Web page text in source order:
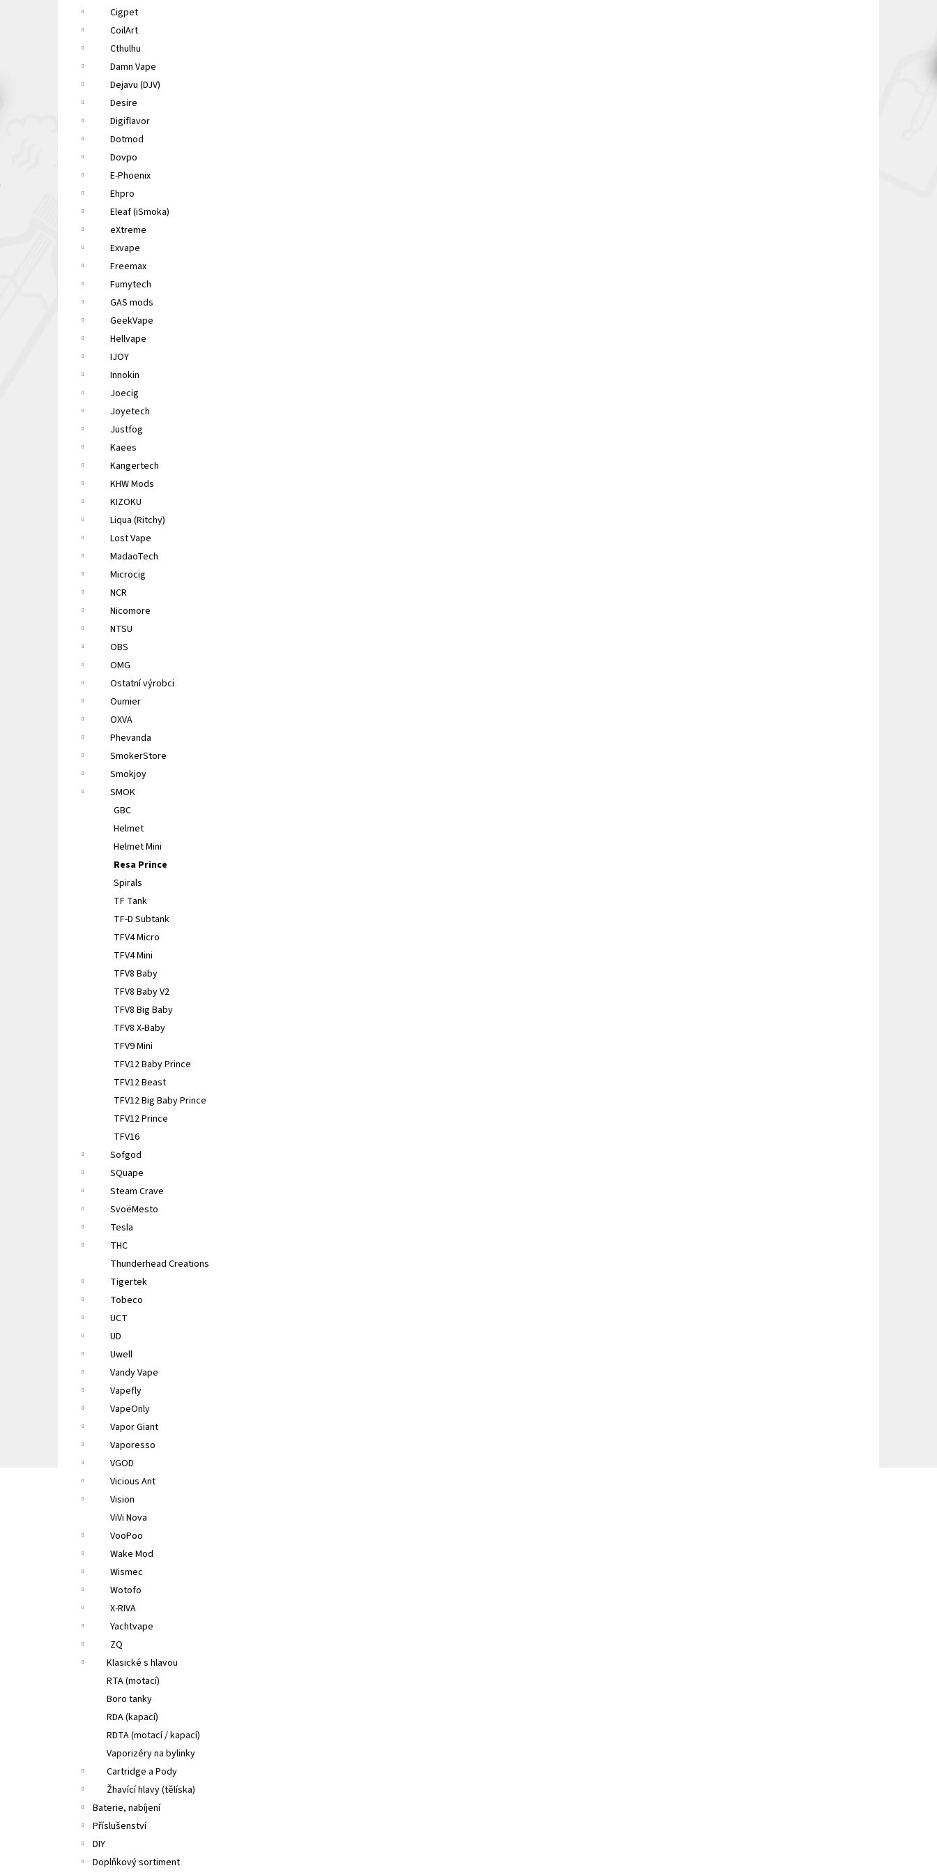
Cigpet
CoilArt
Cthulhu
Damn Vape
Dejavu (DJV)
Desire
Digiflavor
Dotmod
Dovpo
E-Phoenix
Ehpro
Eleaf (iSmoka)
eXtreme
Exvape
Freemax
Fumytech
GAS mods
GeekVape
Hellvape
IJOY
Innokin
Joecig
Joyetech
Justfog
Kaees
Kangertech
KHW Mods
KIZOKU
Liqua (Ritchy)
Lost Vape
MadaoTech
Microcig
NCR
Nicomore
NTSU
OBS
OMG
Ostatní výrobci
Oumier
OXVA
Phevanda
SmokerStore
Smokjoy
SMOK
GBC
Helmet
Helmet Mini
Resa Prince
Spirals
TF Tank
TF-D Subtank
TFV4 Micro
TFV4 Mini
TFV8 Baby
TFV8 Baby V2
TFV8 Big Baby
TFV8 X-Baby
TFV9 Mini
TFV12 Baby Prince
TFV12 Beast
TFV12 Big Baby Prince
TFV12 Prince
TFV16
Sofgod
SQuape
Steam Crave
SvoëMesto
Tesla
THC
Thunderhead Creations
Tigertek
Tobeco
UCT
UD
Uwell
Vandy Vape
Vapefly
VapeOnly
Vapor Giant
Vaporesso
VGOD
Vicious Ant
Vision
ViVi Nova
VooPoo
Wake Mod
Wismec
Wotofo
X-RIVA
Yachtvape
ZQ
Klasické s hlavou
RTA (motací)
Boro tanky
RDA (kapací)
RDTA (motací / kapací)
Vaporizéry na bylinky
Cartridge a Pody
Žhavící hlavy (tělíska)
Baterie, nabíjení
Příslušenství
DIY
Doplňkový sortiment